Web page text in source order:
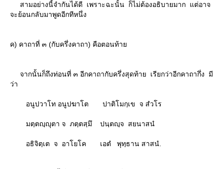
สามอย่างนี้จํากันได้ดี เพราะฉะนั้น ก็ไม่ต้องอธิบายมาก แต่อาจ
จะย้อนกลับมาพูดอีกทีหนึ่ง
ค) คาถาที่ ๓ (กับครึ่งคาถา) คือตอนท้า
จากนั้นก็ถึงท่อนที่ ๓ อีกคาถากับครึ่งสุดท้าย เรียกว่าอีกคาถากึ่ง มี
ว่า
อนูปวาโท อนูปฆาโต ปาติโมกฺเข จ สํวโร
มตฺตญฺญุตา จ ภตฺตสฺมึ ปนฺตญฺจ สยนาสนํ
อธิจิตฺเต จ อาโยโค เอตํ พุทฺธาน สาสนํ.